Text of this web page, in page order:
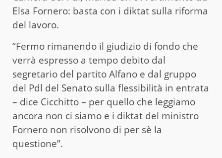
Elsa Fornero: basta con i diktat sulla riforma
del lavoro.
“Fermo rimanendo il giudizio di fondo che
verrà espresso a tempo debito dal
segretario del partito Alfano e dal gruppo
del Pdl del Senato sulla flessibilità in entrata
– dice Cicchitto – per quello che leggiamo
ancora non ci siamo e i diktat del ministro
Fornero non risolvono di per sè la
questione”.